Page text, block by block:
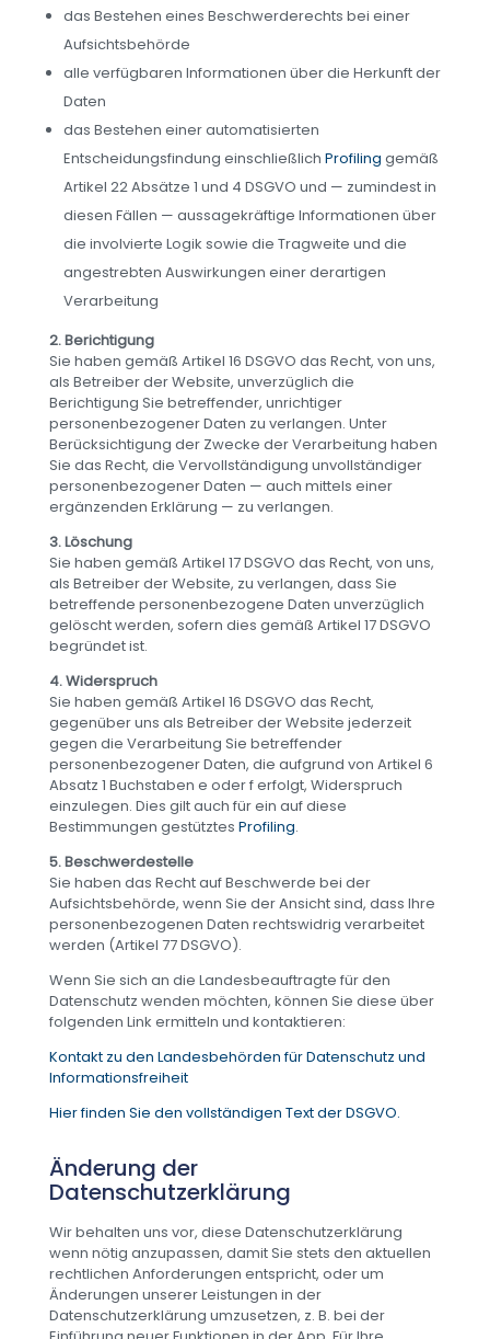
das Bestehen eines Beschwerderechts bei einer
Aufsichtsbehörde
alle verfügbaren Informationen über die Herkunft der
Daten
das Bestehen einer automatisierten
Entscheidungsfindung einschließlich Profiling gemäß
Artikel 22 Absätze 1 und 4 DSGVO und — zumindest in
diesen Fällen — aussagekräftige Informationen über
die involvierte Logik sowie die Tragweite und die
angestrebten Auswirkungen einer derartigen
Verarbeitung
2. Berichtigung
Sie haben gemäß Artikel 16 DSGVO das Recht, von uns,
als Betreiber der Website, unverzüglich die
Berichtigung Sie betreffender, unrichtiger
personenbezogener Daten zu verlangen. Unter
Berücksichtigung der Zwecke der Verarbeitung haben
Sie das Recht, die Vervollständigung unvollständiger
personenbezogener Daten — auch mittels einer
ergänzenden Erklärung — zu verlangen.
3. Löschung
Sie haben gemäß Artikel 17 DSGVO das Recht, von uns,
als Betreiber der Website, zu verlangen, dass Sie
betreffende personenbezogene Daten unverzüglich
gelöscht werden, sofern dies gemäß Artikel 17 DSGVO
begründet ist.
4. Widerspruch
Sie haben gemäß Artikel 16 DSGVO das Recht,
gegenüber uns als Betreiber der Website jederzeit
gegen die Verarbeitung Sie betreffender
personenbezogener Daten, die aufgrund von Artikel 6
Absatz 1 Buchstaben e oder f erfolgt, Widerspruch
einzulegen. Dies gilt auch für ein auf diese
Bestimmungen gestütztes Profiling.
5. Beschwerdestelle
Sie haben das Recht auf Beschwerde bei der
Aufsichtsbehörde, wenn Sie der Ansicht sind, dass Ihre
personenbezogenen Daten rechtswidrig verarbeitet
werden (Artikel 77 DSGVO).
Wenn Sie sich an die Landesbeauftragte für den
Datenschutz wenden möchten, können Sie diese über
folgenden Link ermitteln und kontaktieren:
Kontakt zu den Landesbehörden für Datenschutz und
Informationsfreiheit
Hier finden Sie den vollständigen Text der DSGVO.
Änderung der
Datenschutzerklärung
Wir behalten uns vor, diese Datenschutzerklärung
wenn nötig anzupassen, damit Sie stets den aktuellen
rechtlichen Anforderungen entspricht, oder um
Änderungen unserer Leistungen in der
Datenschutzerklärung umzusetzen, z. B. bei der